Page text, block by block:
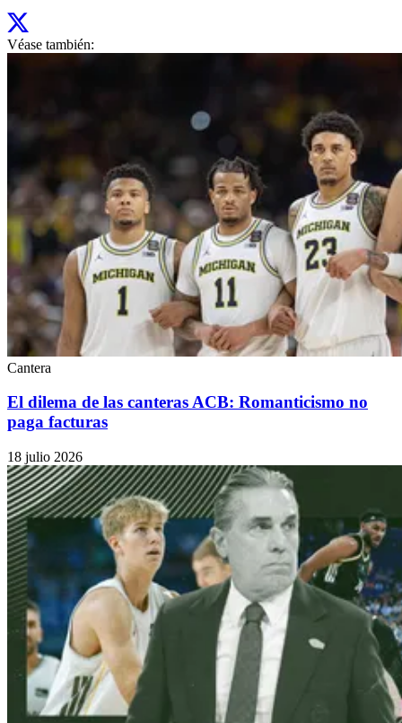
Véase también:
Cantera
El dilema de las canteras ACB: Romanticismo no
paga facturas
18 julio 2026